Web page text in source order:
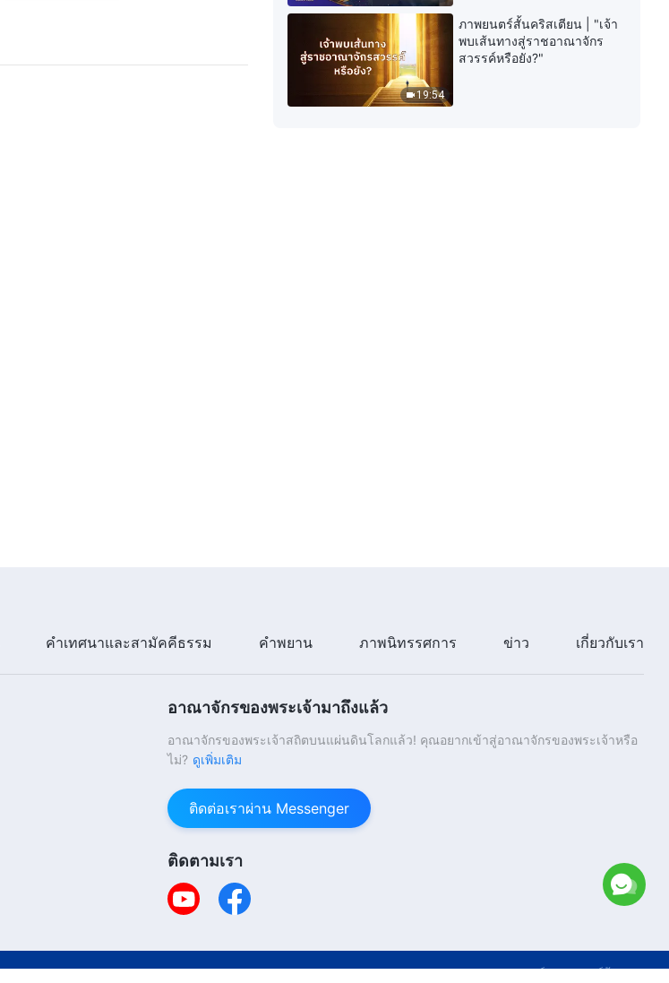
30:40
พระเจ้าถึงทั้งจักรวาล: บทที่ 9"
พระวจนะของพระเจ้า | "การตีความ
ความล้ำลึกต่างๆ แห่งพระวจนะของ
พระเจ้าถึงทั้งจักรวาล - ภาคผนวก:
19:54
ภาพยนตร์สั้นคริสเตียน | "เจ้า
พบเส้นทางสู่ราชอาณาจักร
สวรรค์หรือยัง?"
คำเทศนาและสามัคคีธรรม คำพยาน ภาพนิทรรศการ ข่าว เกี่ยวกับเรา
อาณาจักรของพระเจ้ามาถึงแล้ว
อาณาจักรของพระเจ้าสถิตบนแผ่นดินโลกแล้ว! คุณอยากเข้าสู่อาณาจักรของพระเจ้าหรือ
ไม่? ดูเพิ่มเติม
ติดต่อเราผ่าน Messenger
ติดตามเรา